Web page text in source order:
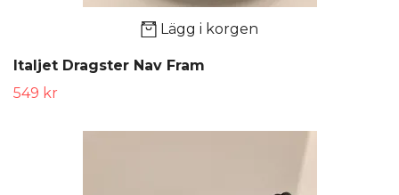
Lägg i korgen
Italjet Dragster Nav Fram
549 kr